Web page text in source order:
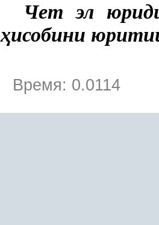
Чет эл
ҳисобини
Время: 0.0114